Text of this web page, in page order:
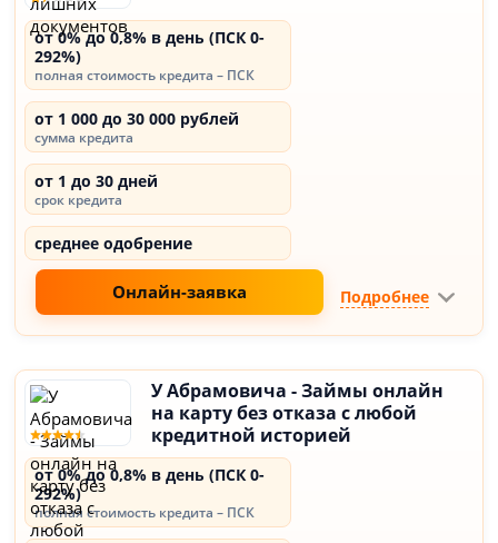
от 0% до 0,8% в день (ПСК 0-
292%)
полная стоимость кредита – ПСК
от 1 000 до 30 000 рублей
сумма кредита
от 1 до 30 дней
срок кредита
среднее одобрение
Онлайн-заявка Подробнее
У Абрамовича - Займы онлайн
на карту без отказа с любой
кредитной историей
от 0% до 0,8% в день (ПСК 0-
292%)
полная стоимость кредита – ПСК